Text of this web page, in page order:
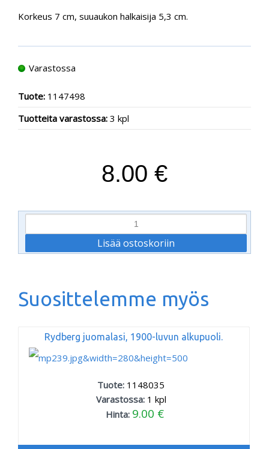
Korkeus 7 cm, suuaukon halkaisija 5,3 cm.
Varastossa
Tuote: 1147498
Tuotteita varastossa: 3 kpl
8.00 €
Suosittelemme myös
Rydberg juomalasi, 1900-luvun alkupuoli.
Tuote: 1148035
Varastossa: 1 kpl
Hinta: 9.00 €